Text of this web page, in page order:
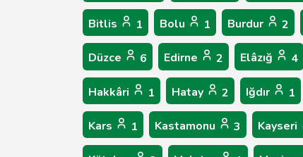
Bitlis 1 Bolu 1 Burdur 2
Düzce 6 Edirne 2 Elâzığ 4
Hakkâri 1 Hatay 2 Iğdır 1
Kars 1 Kastamonu 3 Kayseri